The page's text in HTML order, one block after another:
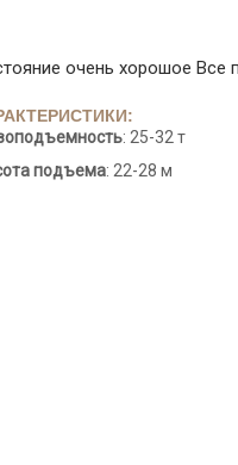
очень хорошое Все
: 25-32 т
подъема: 22-28 м